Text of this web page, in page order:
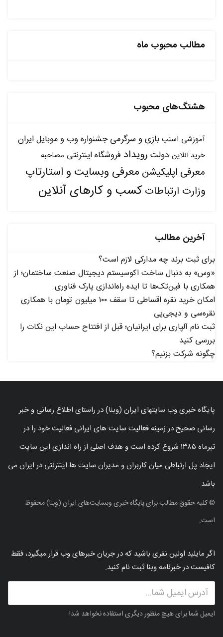
مطالب محبوب ماه
هشتگ‌های محبوب
آموزشی اسنپ بازی و سرگرمی جشنواره وب و موبایل ایران
خرید آنلاین دولت رویداد فروشگاه اینترنتی مصاحبه
معرفی اپلیکیشن معرفی وبسایت و استارتاپ
وزارت ارتباطاتکسب و کارهای آنلاین
آخرین مطالب
برای ثبت برند چه مدارکی لازم است؟
«وس» به دنبال ساخت اکوسیستم دیجیتال صنعت ساختمان؛ از
همکاری با فین‌تک‌ها تا ایده راه‌اندازی پارک فناوری
امکان خرید نقره اقساطی تا سقف ۱۰۰ میلیون تومان با همکاری
نقره‌سی و دیجی‌پی
ثبت نام آلپاری برای ایرانیان؛ قبل از افتتاح حساب این نکات را
بررسی کنید
چگونه شرکت بزنیم؟
پایگاه خبری وب سایتهای ایران (وبنا) در راستای اطلاع رسانی و خبر
رسانی صحیح در زمینه فعالیت سایت های ایرانی فعالیت خود را در
تیرماه ۱۳۸۵ شروع کرده است و هدف اصلی از راه اندازی این سایت
ایجاد پل ارتباطی میان کاربران و مدیران سایت ها اینترنتی در ایران می
باشد.
© کلیه حقوق مطالب برای پایگاه خبری وبسایت‌های ایران (وبنا) محفوظ
است.
اگر مایلید اولین نفری باشید که در جریان خبرهای وب قرار میگیرد، فقط
کافیست در خبرنامه وبنا ثبت نام کنید.
ایمیل شما برای هیچ منظور دیگری استفاده نخواهد شد!